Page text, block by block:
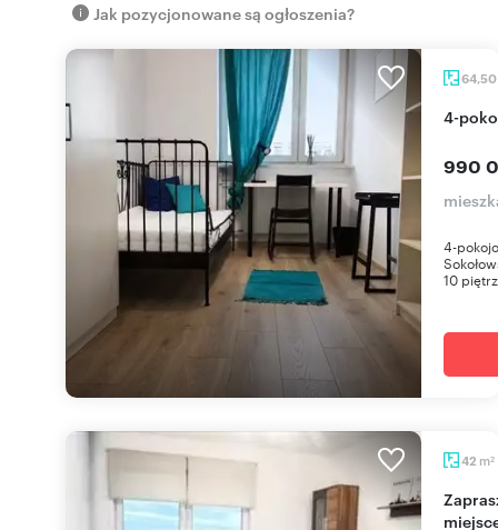
Jak pozycjonowane są ogłoszenia?
64,50
4-
990
4-
10
42 m2
Zapraszam do 42 m² mieszkania na Woli z